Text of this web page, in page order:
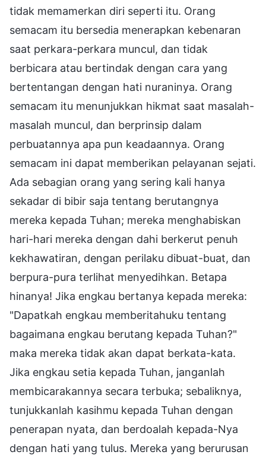
tidak memamerkan diri seperti itu. Orang
semacam itu bersedia menerapkan kebenaran
saat perkara-perkara muncul, dan tidak
berbicara atau bertindak dengan cara yang
bertentangan dengan hati nuraninya. Orang
semacam itu menunjukkan hikmat saat masalah-
masalah muncul, dan berprinsip dalam
perbuatannya apa pun keadaannya. Orang
semacam ini dapat memberikan pelayanan sejati.
Ada sebagian orang yang sering kali hanya
sekadar di bibir saja tentang berutangnya
mereka kepada Tuhan; mereka menghabiskan
hari-hari mereka dengan dahi berkerut penuh
kekhawatiran, dengan perilaku dibuat-buat, dan
berpura-pura terlihat menyedihkan. Betapa
hinanya! Jika engkau bertanya kepada mereka:
"Dapatkah engkau memberitahuku tentang
bagaimana engkau berutang kepada Tuhan?"
maka mereka tidak akan dapat berkata-kata.
Jika engkau setia kepada Tuhan, janganlah
membicarakannya secara terbuka; sebaliknya,
tunjukkanlah kasihmu kepada Tuhan dengan
penerapan nyata, dan berdoalah kepada-Nya
dengan hati yang tulus. Mereka yang berurusan